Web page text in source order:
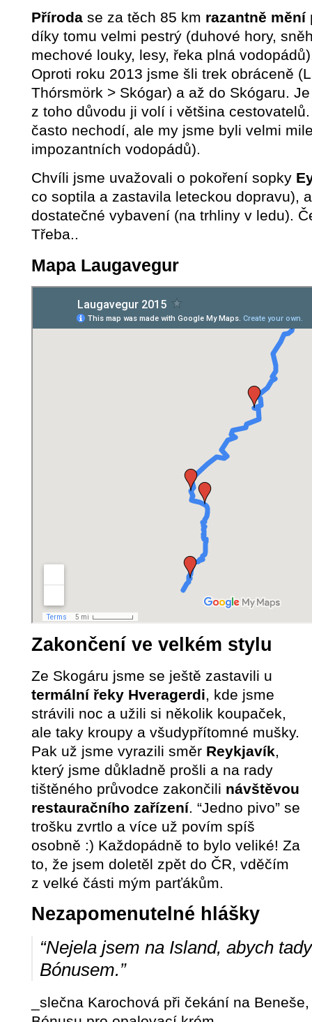
Příroda se za těch 85 km razantně mění
díky tomu velmi pestrý (duhové hory,
mechové louky, lesy, řeka plná
Oproti roku 2013 jsme šli trek obráceně
Thórsmörk > Skógar) a až do Skógaru.
z toho důvodu ji volí i většina
často nechodí, ale my jsme byli velmi
impozantních vodopádů).
Chvíli jsme uvažovali o pokoření sopky
co soptila a zastavila leteckou dopravu),
dostatečné vybavení (na trhliny v ledu).
Třeba..
Mapa Laugavegur
Zakončení ve velkém stylu
Ze Skogáru jsme se ještě zastavili u
termální řeky Hveragerdi, kde jsme
strávili noc a užili si několik koupaček,
ale taky kroupy a všudypřítomné mušky.
Pak už jsme vyrazili směr Reykjavík,
který jsme důkladně prošli a na rady
tištěného průvodce zakončili návštěvou
restauračního zařízení. “Jedno pivo” se
trošku zvrtlo a více už povím spíš
osobně :) Každopádně to bylo veliké! Za
to, že jsem doletěl zpět do ČR, vděčím
z velké části mým parťákům.
Nezapomenutelné hlášky
“Nejela jsem na Island, abych
Bónusem.”
_slečna Karochová při čekání na